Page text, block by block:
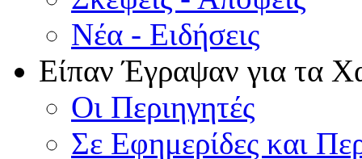
Νέα - Ειδήσεις
Είπαν Έγραψαν για τα
Οι Περιηγητές
Σε Εφημερίδες και